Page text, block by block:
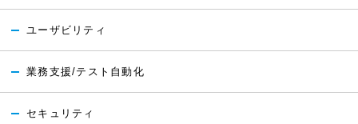
ユーザビリティ
業務支援/テスト自動化
セキュリティ